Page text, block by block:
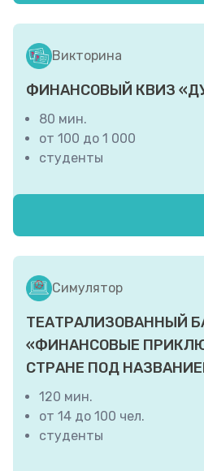
Волгоградский
филиал федерального
бюджетного
учреждения высшего
«РАНХиГС при
Федерации»
Викторина
ФИНАНСОВЫЙ КВИЗ
80 мин.
от 100 до 1 000
студенты
Региональный центр
грамотности
ДПО «ВГАПО»)
Симулятор
ТЕАТРАЛИЗОВАННЫЙ
«ФИНАНСОВЫЕ
СТРАНЕ ПОД
120 мин.
от 14 до 100 чел.
студенты